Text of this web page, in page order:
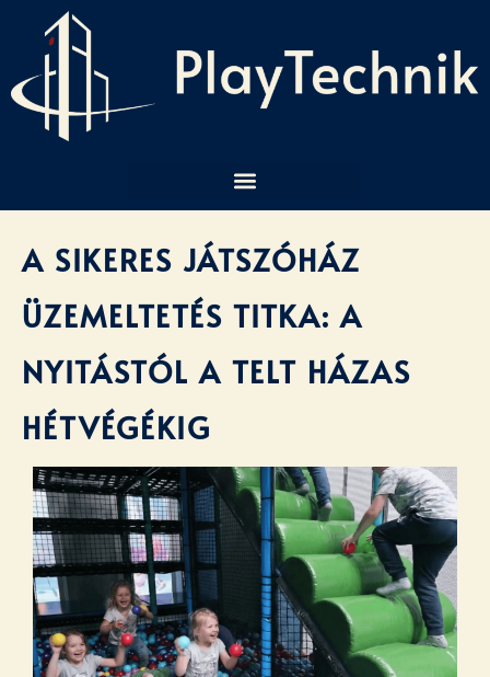
A SIKERES JÁTSZÓHÁZ
ÜZEMELTETÉS TITKA: A
NYITÁSTÓL A TELT HÁZAS
HÉTVÉGÉKIG